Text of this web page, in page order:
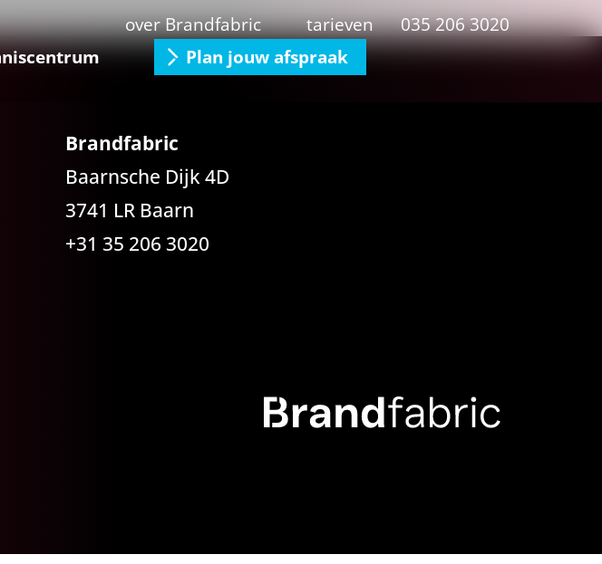
over Brandfabric tarieven 035 206 3020
Plan jouw afspraak
Brandfabric
Baarnsche Dijk 4D
3741 LR Baarn
+31 35 206 3020